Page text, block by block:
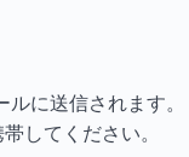
に送信されます。
してください。